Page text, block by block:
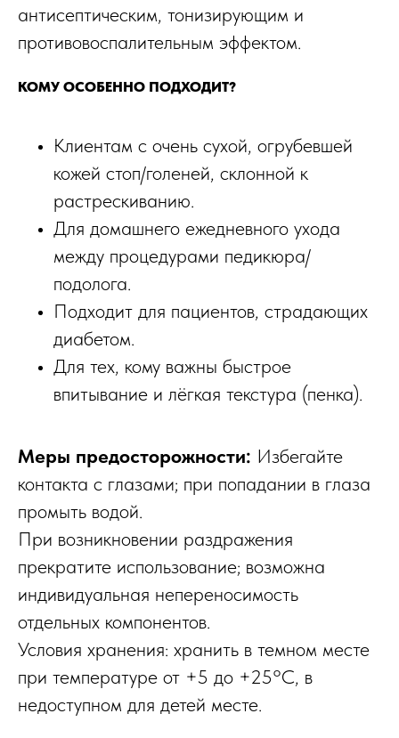
антисептическим, тонизирующим и
противовоспалительным эффектом.
КОМУ ОСОБЕННО ПОДХОДИТ?
Клиентам с очень сухой, огрубевшей
кожей стоп/голеней, склонной к
растрескиванию.
Для домашнего ежедневного ухода
между процедурами педикюра/
подолога.
Подходит для пациентов, страдающих
диабетом.
Для тех, кому важны быстрое
впитывание и лёгкая текстура (пенка).
Меры предосторожности: Избегайте
контакта с глазами; при попадании в глаза
промыть водой.
При возникновении раздражения
прекратите использование; возможна
индивидуальная непереносимость
отдельных компонентов.
Условия хранения: хранить в темном месте
при температуре от +5 до +25°С, в
недоступном для детей месте.
ТРЕЩИНЫ